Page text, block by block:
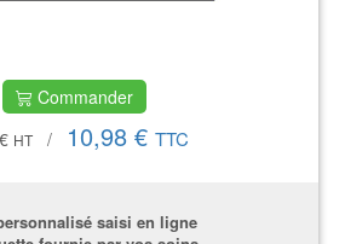
Commander
HT / 10,98 € TTC
saisi en ligne